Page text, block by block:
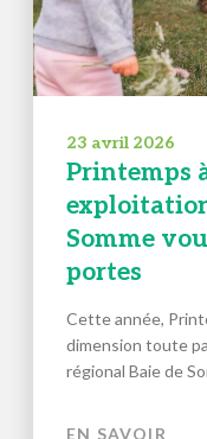
23 avril 2026
Printemps
Somme
portes
Cette année,
dimension toute
régional Baie de
EN SAVOIR